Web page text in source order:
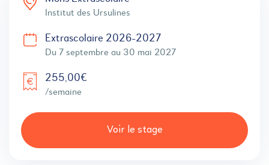
Institut des Ursulines
Extrascolaire 2026-2027
Du 7 septembre au 30 mai 2027
255,00€
/semaine
Voir le stage